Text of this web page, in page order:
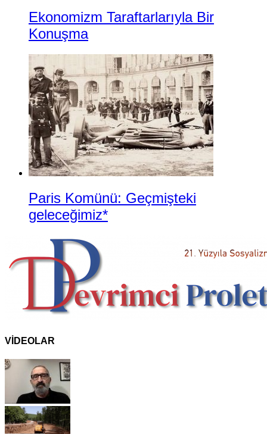
Ekonomizm Taraftarlarıyla Bir
Konuşma
Paris Komünü: Geçmişteki
geleceğimiz*
VİDEOLAR